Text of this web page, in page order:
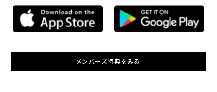
メンバーズ特典をみる